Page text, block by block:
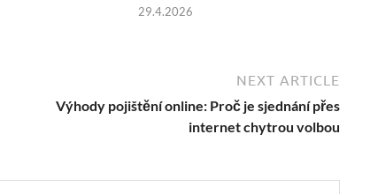
29.4.2026
NEXT ARTICLE
Výhody pojištění online: Proč je sjednání přes
internet chytrou volbou